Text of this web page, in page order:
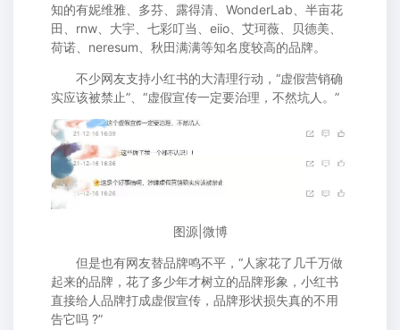
知的有妮维雅、多芬、露得清、WonderLab、半亩花
田、rnw、大宇、七彩叮当、eiio、艾珂薇、贝德美、
荷诺、neresum、秋田满满等知名度较高的品牌。
不少网友支持小红书的大清理行动，“虚假营销确
实应该被禁止”、“虚假宣传一定要治理，不然坑人。”
图源|微博
但是也有网友替品牌鸣不平，“人家花了几千万做
起来的品牌，花了多少年才树立的品牌形象，小红书
直接给人品牌打成虚假宣传，品牌形状损失真的不用
告它吗 ?”